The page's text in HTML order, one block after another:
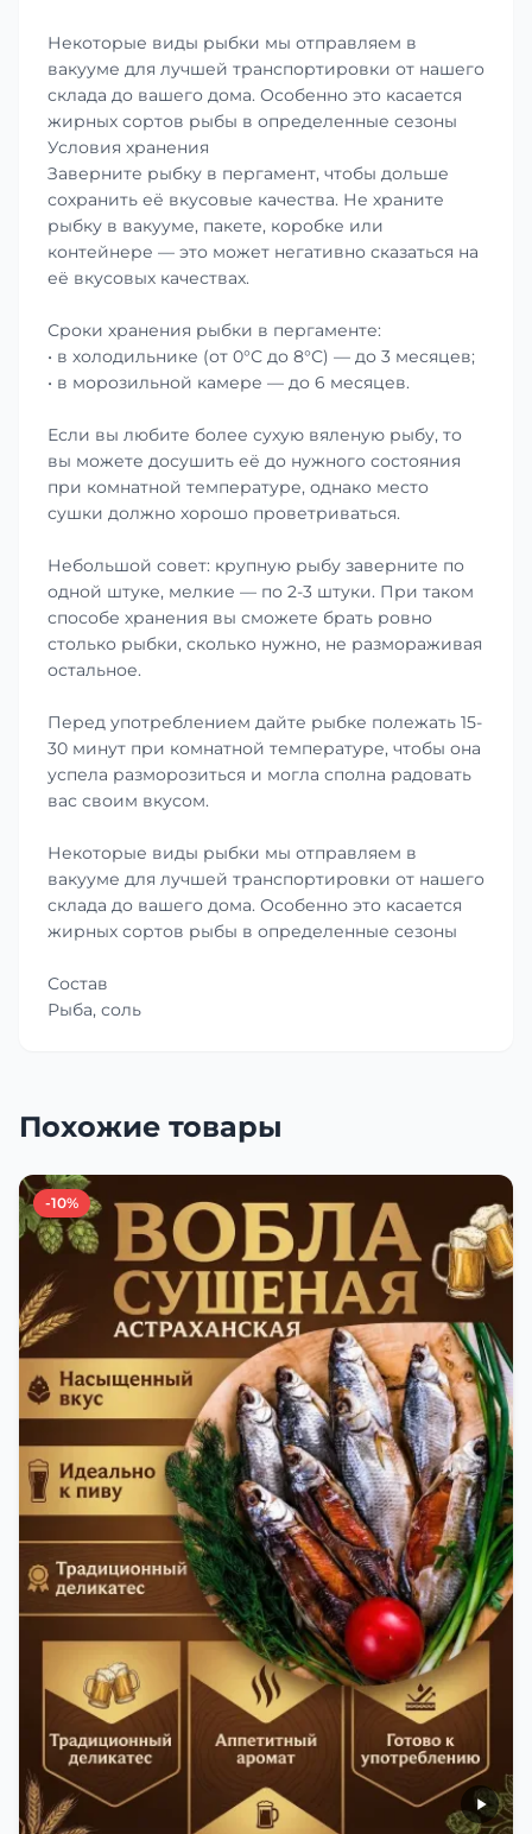
Некоторые виды рыбки мы отправляем в
вакууме для лучшей транспортировки от нашего
склада до вашего дома. Особенно это касается
жирных сортов рыбы в определенные сезоны
Условия хранения
Заверните рыбку в пергамент, чтобы дольше
сохранить её вкусовые качества. Не храните
рыбку в вакууме, пакете, коробке или
контейнере — это может негативно сказаться на
её вкусовых качествах.
Сроки хранения рыбки в пергаменте:
• в холодильнике (от 0°С до 8°С) — до 3 месяцев;
• в морозильной камере — до 6 месяцев.
Если вы любите более сухую вяленую рыбу, то
вы можете досушить её до нужного состояния
при комнатной температуре, однако место
сушки должно хорошо проветриваться.
Небольшой совет: крупную рыбу заверните по
одной штуке, мелкие — по 2-3 штуки. При таком
способе хранения вы сможете брать ровно
столько рыбки, сколько нужно, не размораживая
остальное.
Перед употреблением дайте рыбке полежать 15-
30 минут при комнатной температуре, чтобы она
успела разморозиться и могла сполна радовать
вас своим вкусом.
Некоторые виды рыбки мы отправляем в
вакууме для лучшей транспортировки от нашего
склада до вашего дома. Особенно это касается
жирных сортов рыбы в определенные сезоны
Состав
Рыба, соль
Похожие товары
-10%